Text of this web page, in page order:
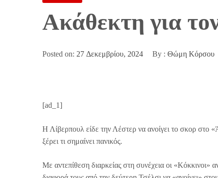
Ακάθεκτη για
Posted on: 27 Δεκεμβρίου, 2024 By : Θώμη Κόρσου
[ad_1]
Η Λίβερπουλ είδε την Λέστερ να ανοίγει το σκορ στο
ξέρει τι σημαίνει πανικός.
Με αντεπίθεση διαρκείας στη συνέχεια οι «Κόκκινοι»